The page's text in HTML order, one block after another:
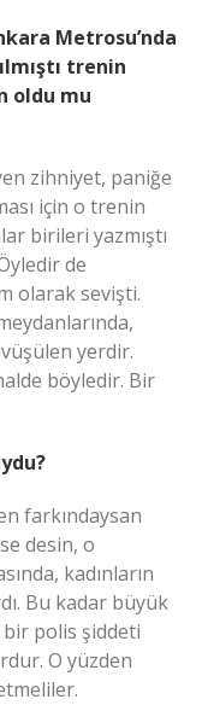
Metrosu’nda
trenin
oldu mu
zihniyet, paniğe
için o trenin
birileri yazmıştı
de
olarak sevişti.
yerdir.
böyledir. Bir
farkındaysan
desin, o
kadınların
Bu kadar büyük
bir polis şiddeti
O yüzden